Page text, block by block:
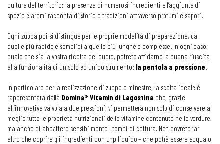
cultura del territorio: la presenza di numerosi ingredienti e l’aggiunta di
spezie e aromi racconta di storie e tradizioni attraverso profumi e sapori.
Ogni zuppa poi si distingue per le proprie modalità di preparazione, da
quelle più rapide e semplici a quelle più lunghe e complesse. In ogni caso,
quale che sia la vostra ricetta del cuore, potrete affidarne la buona riuscita
alla funzionalità di un solo ed unico strumento: la pentola a pressione.
In particolare per la realizzazione di zuppe e minestre, la scelta ideale è
rappresentata dalla Domina® Vitamin di Lagostina che, grazie
all’innovativa valvola a due pressioni, vi permetterà non solo di conservare al
meglio tutte le proprietà nutrizionali delle vitamine contenute nelle verdure,
ma anche di abbattere sensibilmente i tempi di cottura. Non dovrete far
altro che coprire gli ingredienti con unp liquido – che potrà essere acqua o